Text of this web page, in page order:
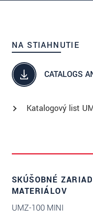
NA STIAHNUTIE
CATALOGS
Katalogový list
SKÚŠOBNÉ
MATERIÁLOV
UMZ-100 MINI